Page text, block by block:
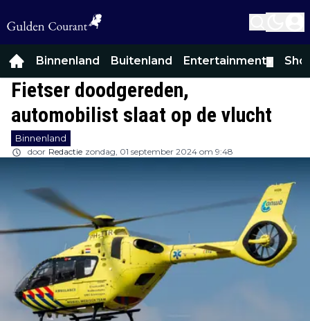
Binnenland Buitenland Entertainment
Fietser doodgereden,
automobilist slaat op de vlucht
Binnenland
door Redactie zondag, 01 september 2024 om 9:48